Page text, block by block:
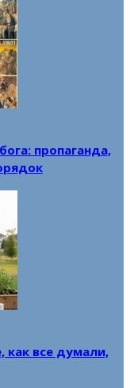
пропаганда,
как все думали,